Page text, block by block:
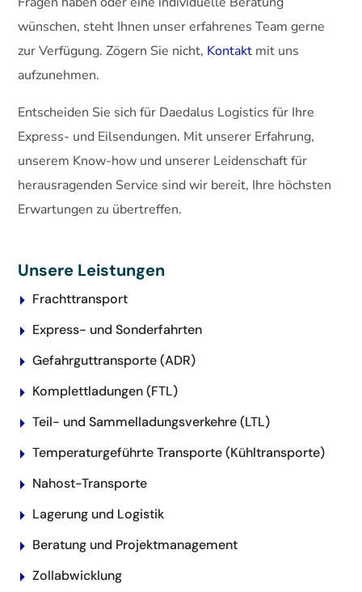
wünschen, steht Ihnen unser erfahrenes Team gerne
zur Verfügung. Zögern Sie nicht, Kontakt mit uns
aufzunehmen.
Entscheiden Sie sich für Daedalus Logistics für Ihre
Express- und Eilsendungen. Mit unserer Erfahrung,
unserem Know-how und unserer Leidenschaft für
herausragenden Service sind wir bereit, Ihre höchsten
Erwartungen zu übertreffen.
Unsere Leistungen
Frachttransport
Express- und Sonderfahrten
Gefahrguttransporte (ADR)
Komplettladungen (FTL)
Teil- und Sammelladungsverkehre (LTL)
Temperaturgeführte Transporte (Kühltransporte)
Nahost-Transporte
Lagerung und Logistik
Beratung und Projektmanagement
Zollabwicklung